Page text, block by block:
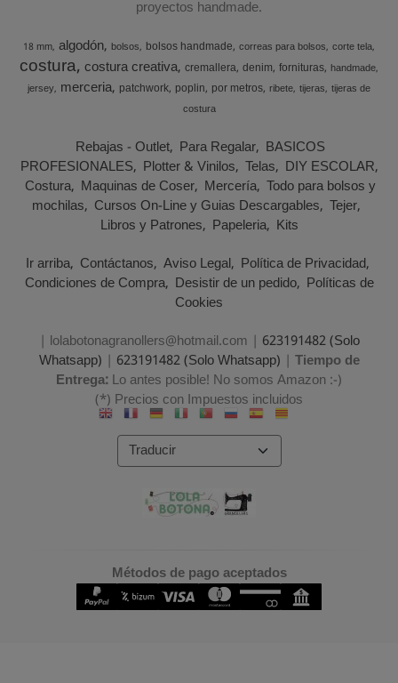
proyectos handmade.
18 mm algodón bolsos bolsos handmade correas para bolsos corte tela
costura costura creativa cremallera denim fornituras handmade
jersey merceria patchwork poplin por metros ribete tijeras tijeras de
costura
Rebajas - Outlet Para Regalar BASICOS
PROFESIONALES Plotter & Vinilos Telas DIY ESCOLAR
Costura Maquinas de Coser Mercería Todo para bolsos y
mochilas Cursos On-Line y Guias Descargables Tejer
Libros y Patrones Papeleria Kits
Ir arriba Contáctanos Aviso Legal Política de Privacidad
Condiciones de Compra Desistir de un pedido Políticas de
Cookies
| lolabotonagranollers@hotmail.com | 623191482 (Solo
Whatsapp) | 623191482 (Solo Whatsapp) | Tiempo de
Entrega:Lo antes posible! No somos Amazon :-)
(*) Precios con Impuestos incluidos
Métodos de pago aceptados